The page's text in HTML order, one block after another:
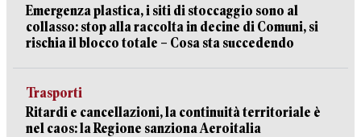
Emergenza plastica, i siti di stoccaggio sono al
collasso: stop alla raccolta in decine di Comuni, si
rischia il blocco totale – Cosa sta succedendo
Trasporti
Ritardi e cancellazioni, la continuità territoriale è
nel caos: la Regione sanziona Aeroitalia